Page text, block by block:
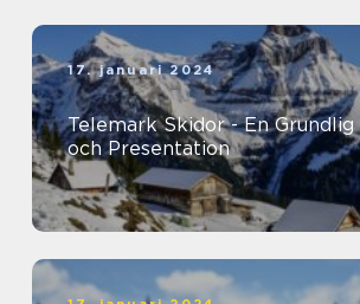
17. januari 2024
Telemark Skidor - En
och Presentation